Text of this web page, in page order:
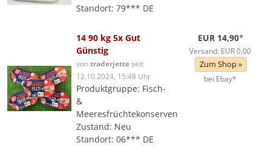
Standort: 79*** DE
14 90 kg 5x Gut
Günstig
vontraderjetteseit
12.10.2024, 15:48 Uhr
Produktgruppe: Fisch-
&
Meeresfrüchtekonserven
Zustand: Neu
Standort: 06*** DE
EUR 14,90*
Versand: EUR 0,00
Zum Shop »
bei Ebay*